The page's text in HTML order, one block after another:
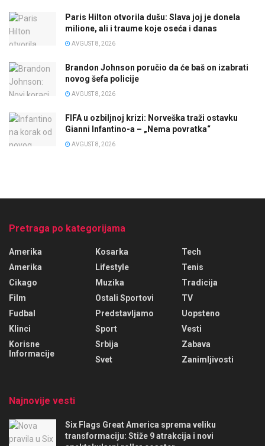
Paris Hilton otvorila dušu: Slava joj je donela
milione, ali i traume koje oseća i danas
AVGUST 8, 2026
Brandon Johnson poručio da će baš on izabrati
novog šefa policije
AVGUST 8, 2026
FIFA u ozbiljnoj krizi: Norveška traži ostavku
Gianni Infantino-a – „Nema povratka“
AVGUST 8, 2026
Pretraga po kategorijama
Amerika
Amerika
Cikago
Film
Fudbal
Klinci
Korisne
Informacije
Kosarka
Lifestyle
Muzika
Ostali Sportovi
Predstavljamo
Sport
Srbija
Svet
Tech
Tenis
Tradicija
TV
Uopsteno
Vesti
Zabava
Zanimljivosti
Najnovije vesti
Six Flags Great America sprema veliku
transformaciju: Stiže 9 atrakcija i novi